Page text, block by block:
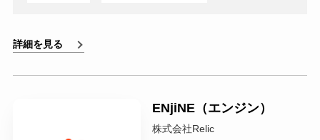
詳細を見る
ENjiNE（エンジン）
株式会社Relic